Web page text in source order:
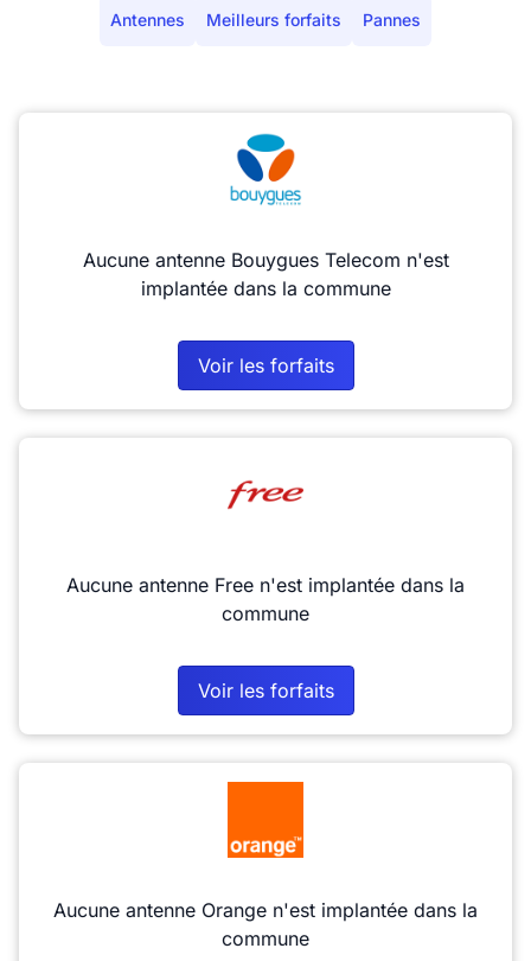
Antennes Meilleurs forfaits Pannes
Aucune antenne Bouygues Telecom n'est
implantée dans la commune
Voir les forfaits
Aucune antenne Free n'est implantée dans la
commune
Voir les forfaits
Aucune antenne Orange n'est implantée dans la
commune